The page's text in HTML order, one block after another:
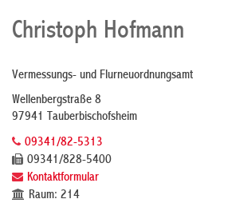
Christoph Hofmann
Vermessungs- und Flurneuordnungsamt
Wellenbergstraße 8
97941 Tauberbischofsheim
09341/82-5313
09341/828-5400
Kontaktformular
Raum: 214